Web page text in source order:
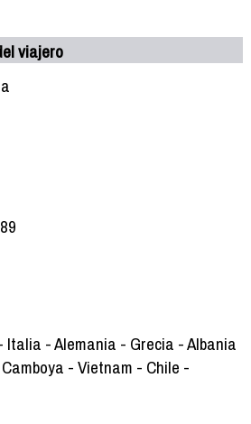
viajero
Italia - Alemania - Grecia - Albania
- Vietnam - Chile -